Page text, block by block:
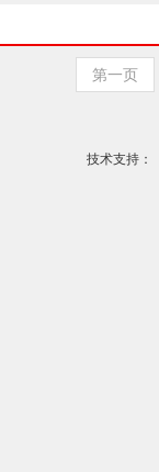
第一页
技术支持